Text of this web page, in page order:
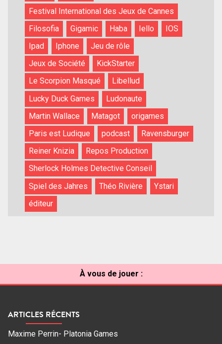
Festival International des Jeux de Cannes
Filosofia
Gigamic Haba Iello
IOS
Ipad
Iphone
Jeu de rôle
Jeux de Société
KickStarter
Le Scorpion Masqué
Libellud
Lucky Duck Games
Ludonaute
Martin Wallace
Matagot
origames
Paris est Ludique
podcast
Ravensburger
Reiner Knizia
Repos Production
Sherlock Holmes Detective Conseil
Spiel des Jahres
Théo Rivière
Ystari
éditeur
À vous de jouer :
ARTICLES RÉCENTS
Maxime Perrin- Platonia Games